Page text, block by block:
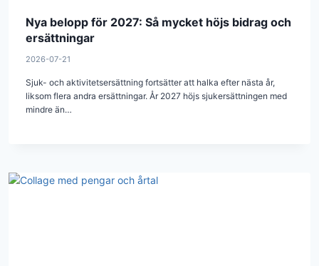
Nya belopp för 2027: Så mycket höjs bidrag och
ersättningar
2026-07-21
Sjuk- och aktivitetsersättning fortsätter att halka efter nästa år,
liksom flera andra ersättningar. År 2027 höjs sjukersättningen med
mindre än…